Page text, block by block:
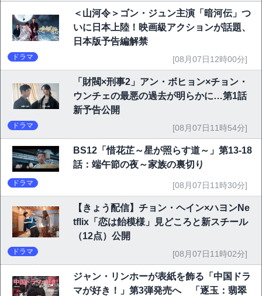
＜山河令＞ゴン・ジュン主演「暗河伝」つ
いに日本上陸！映画級アクションが話題、
日本版予告編解禁
ドラマ [08月07日12時00分]
「財閥×刑事2」アン・ボヒョン×チョン・
ウンチェの最悪の過去が明らかに…第1話
新予告公開
ドラマ [08月07日11時54分]
BS12「惜花芷～星が照らす道～」第13-18
話：端午節の夜～家族の裏切り
ドラマ [08月07日11時30分]
【きょう配信】チョン・ヘイン×ハヨンNe
tflix「恋は飴模様」見どころと新スチール
（12点）公開
ドラマ [08月07日11時02分]
ジャン・リンホーが表紙を飾る「中国ドラ
マが好き！」第3弾発売へ 「逐玉：翡翠